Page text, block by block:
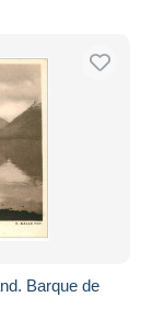
Barque de